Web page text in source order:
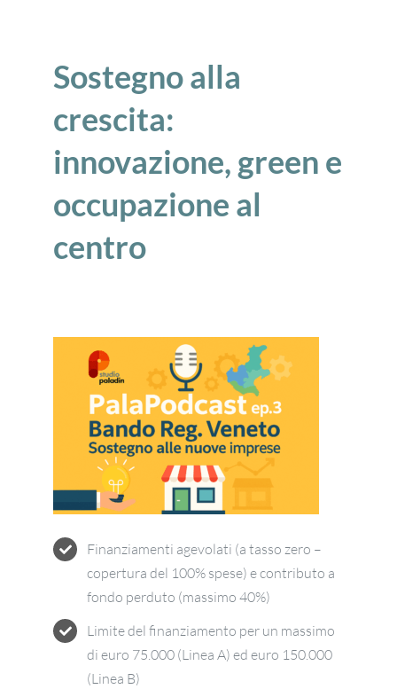
Sostegno alla
crescita:
innovazione, green e
occupazione al
centro
Finanziamenti agevolati (a tasso zero –
copertura del 100% spese) e contributo a
fondo perduto (massimo 40%)
Limite del finanziamento per un massimo
di euro 75.000 (Linea A) ed euro 150.000
(Linea B)